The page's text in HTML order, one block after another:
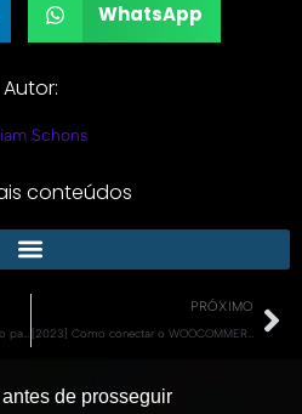
WhatsApp
Autor:
Schons
conteúdos
PRÓXIMO
[2023] Como conectar o WOOCOMMERCE à PAGSEGURO no Checkout Transparente! 🛒💳💰 [Tutorial Completo]
de prosseguir